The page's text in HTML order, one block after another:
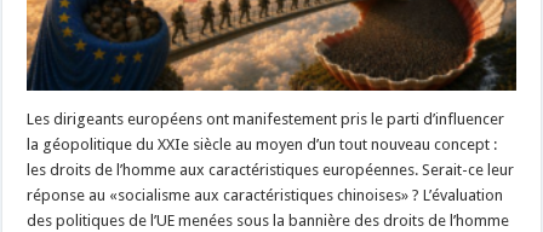
Les dirigeants européens ont manifestement pris le parti d’influencer
la géopolitique du XXIe siècle au moyen d’un tout nouveau concept :
les droits de l’homme aux caractéristiques européennes. Serait-ce leur
réponse au «socialisme aux caractéristiques chinoises» ? L’évaluation
des politiques de l’UE menées sous la bannière des droits de l’homme